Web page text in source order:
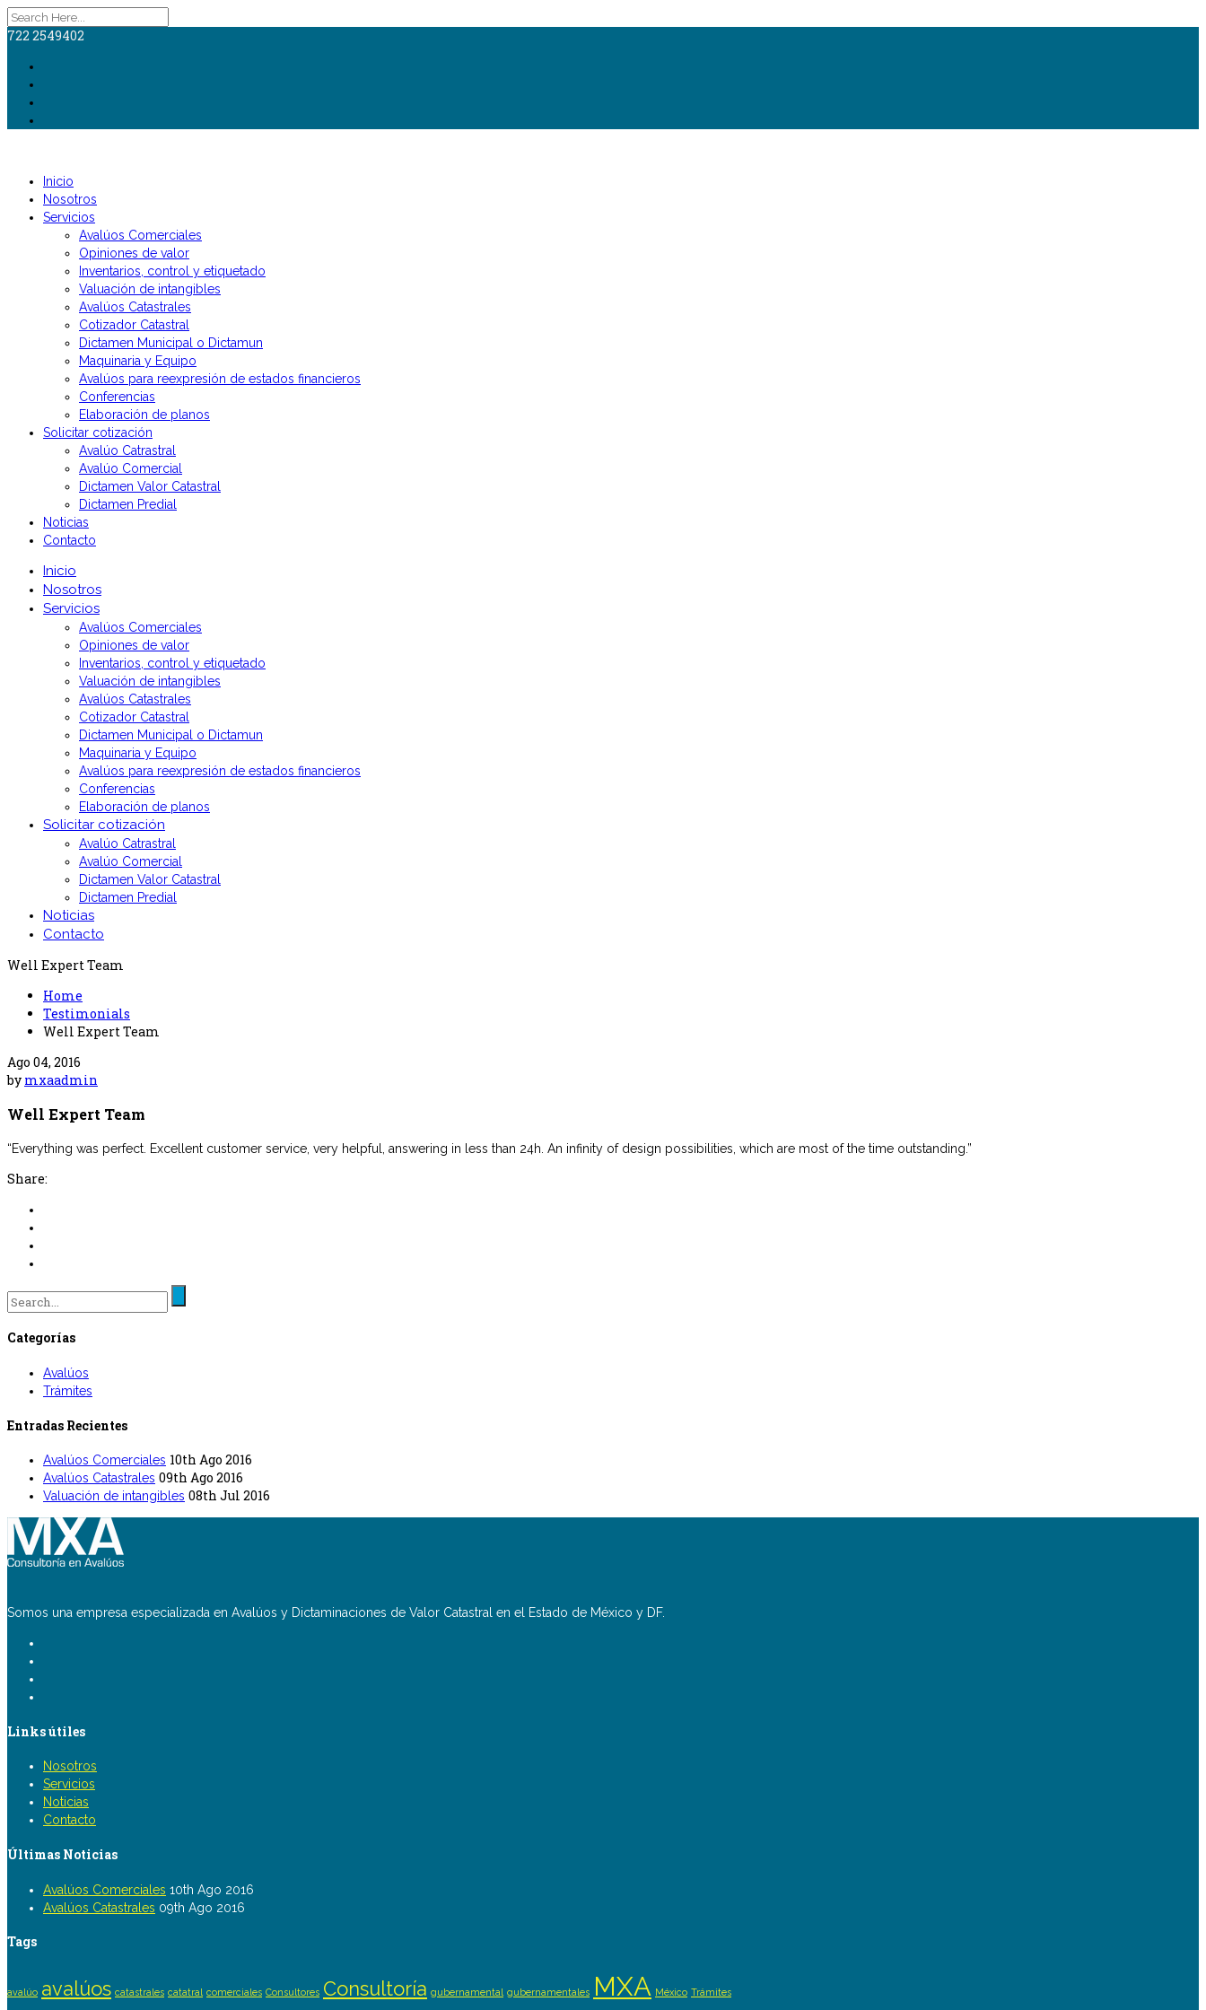
722 2549402
Inicio
Nosotros
Servicios
Avalúos Comerciales
Opiniones de valor
Inventarios, control y etiquetado
Valuación de intangibles
Avalúos Catastrales
Cotizador Catastral
Dictamen Municipal o Dictamun
Maquinaria y Equipo
Avalúos para reexpresión de estados financieros
Conferencias
Elaboración de planos
Solicitar cotización
Avalúo Catrastral
Avalúo Comercial
Dictamen Valor Catastral
Dictamen Predial
Noticias
Contacto
Inicio
Nosotros
Servicios
Avalúos Comerciales
Opiniones de valor
Inventarios, control y etiquetado
Valuación de intangibles
Avalúos Catastrales
Cotizador Catastral
Dictamen Municipal o Dictamun
Maquinaria y Equipo
Avalúos para reexpresión de estados financieros
Conferencias
Elaboración de planos
Solicitar cotización
Avalúo Catrastral
Avalúo Comercial
Dictamen Valor Catastral
Dictamen Predial
Noticias
Contacto
Well Expert Team
Home
Testimonials
Well Expert Team
Ago 04, 2016
by mxaadmin
Well Expert Team
“Everything was perfect. Excellent customer service, very helpful, answering in less than 24h. An infinity of design possibilities, which are most of the time outstanding.”
Share:
Search
for:
Categorías
Avalúos
Trámites
Entradas Recientes
Avalúos Comerciales 10th Ago 2016
Avalúos Catastrales 09th Ago 2016
Valuación de intangibles 08th Jul 2016
Somos una empresa especializada en Avalúos y Dictaminaciones de Valor Catastral en el Estado de México y DF.
Links útiles
Nosotros
Servicios
Noticias
Contacto
Últimas Noticias
Avalúos Comerciales 10th Ago 2016
Avalúos Catastrales 09th Ago 2016
Tags
avalúo avalúos catastrales catatral comerciales Consultores Consultoría gubernamental gubernamentales MXA México Trámites